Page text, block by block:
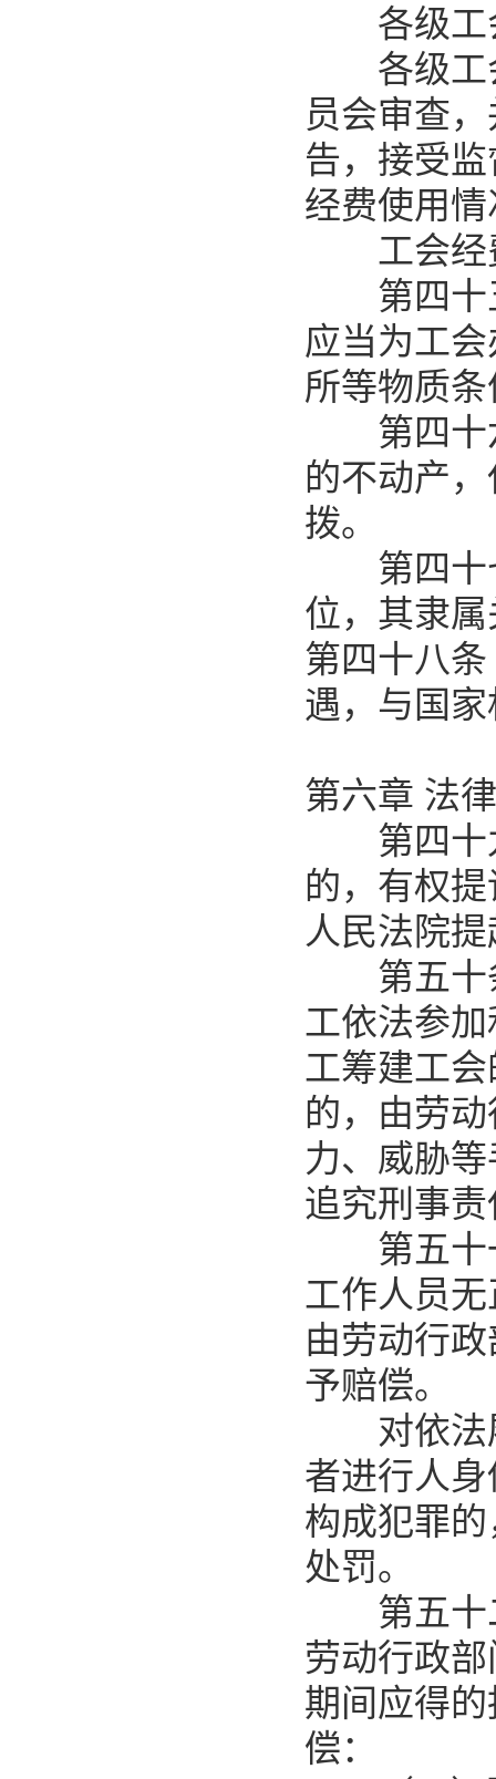
各级工
各级工会
员会审查
告，接受
经费使用
工会经费
第四十五
应当为工
所等物质
第四十六
的不动产
拨。
第四十七
位，其隶
第四十八
遇，与国
第六章 法
第四十九
的，有权
人民法院
第五十条
工依法参
工筹建工
的，由劳
力、威胁
追究刑事
第五十一
工作人员
由劳动行
予赔偿。
对依法履
者进行人
构成犯罪
处罚。
第五十二
劳动行政
期间应得
偿：